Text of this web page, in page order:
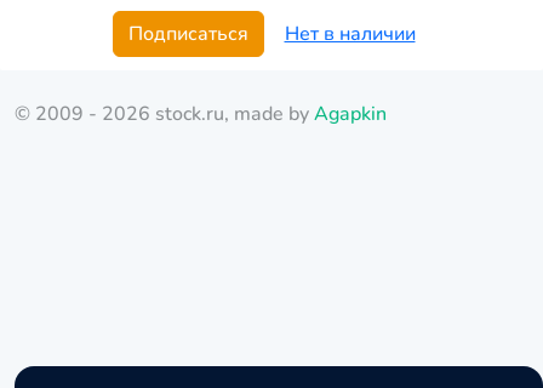
Подписаться Нет в наличии
© 2009 - 2026 stock.ru, made byAgapkin